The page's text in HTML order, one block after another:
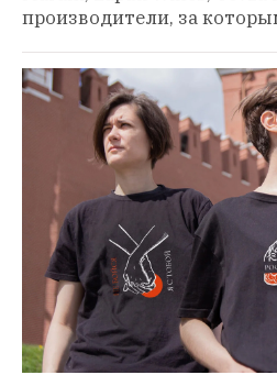
производители, за